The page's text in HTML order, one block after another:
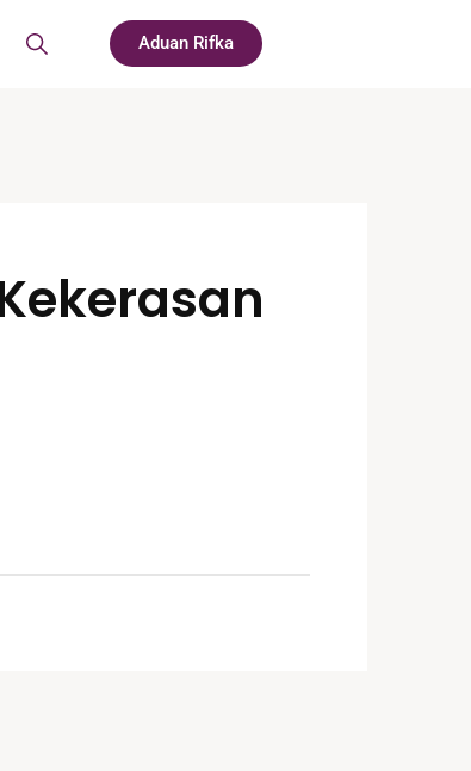
Aduan Rifka